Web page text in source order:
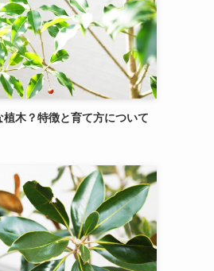
植木？特徴と育て方について